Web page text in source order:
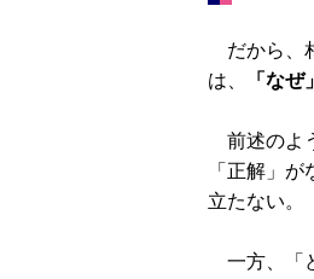
だから、
は、
「な
前述のよ
「正解」
立たない。
一方、「